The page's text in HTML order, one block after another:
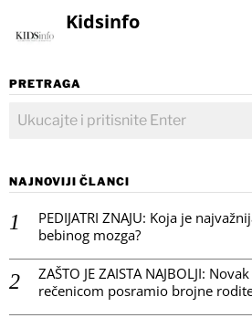
Kidsinfo
PRETRAGA
NAJNOVIJI ČLANCI
PEDIJATRI ZNAJU: Koja je
bebinog mozga?
ZAŠTO JE ZAISTA NAJBOLJI:
rečenicom posramio brojne